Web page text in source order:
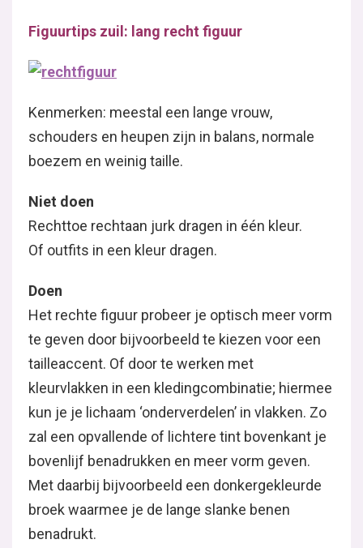
Figuurtips zuil: lang recht figuur
Kenmerken: meestal een lange vrouw,
schouders en heupen zijn in balans, normale
boezem en weinig taille.
Niet doen
Rechttoe rechtaan jurk dragen in één kleur.
Of outfits in een kleur dragen.
Doen
Het rechte figuur probeer je optisch meer vorm
te geven door bijvoorbeeld te kiezen voor een
tailleaccent. Of door te werken met
kleurvlakken in een kledingcombinatie; hiermee
kun je je lichaam ‘onderverdelen’ in vlakken. Zo
zal een opvallende of lichtere tint bovenkant je
bovenlijf benadrukken en meer vorm geven.
Met daarbij bijvoorbeeld een donkergekleurde
broek waarmee je de lange slanke benen
benadrukt.